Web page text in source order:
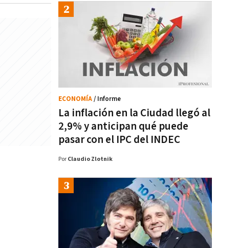
La inflación en la Ciudad llegó al
2,9% y anticipan qué puede
pasar con el IPC del INDEC
ECONOMÍA/ Informe
Por Claudio Zlotnik